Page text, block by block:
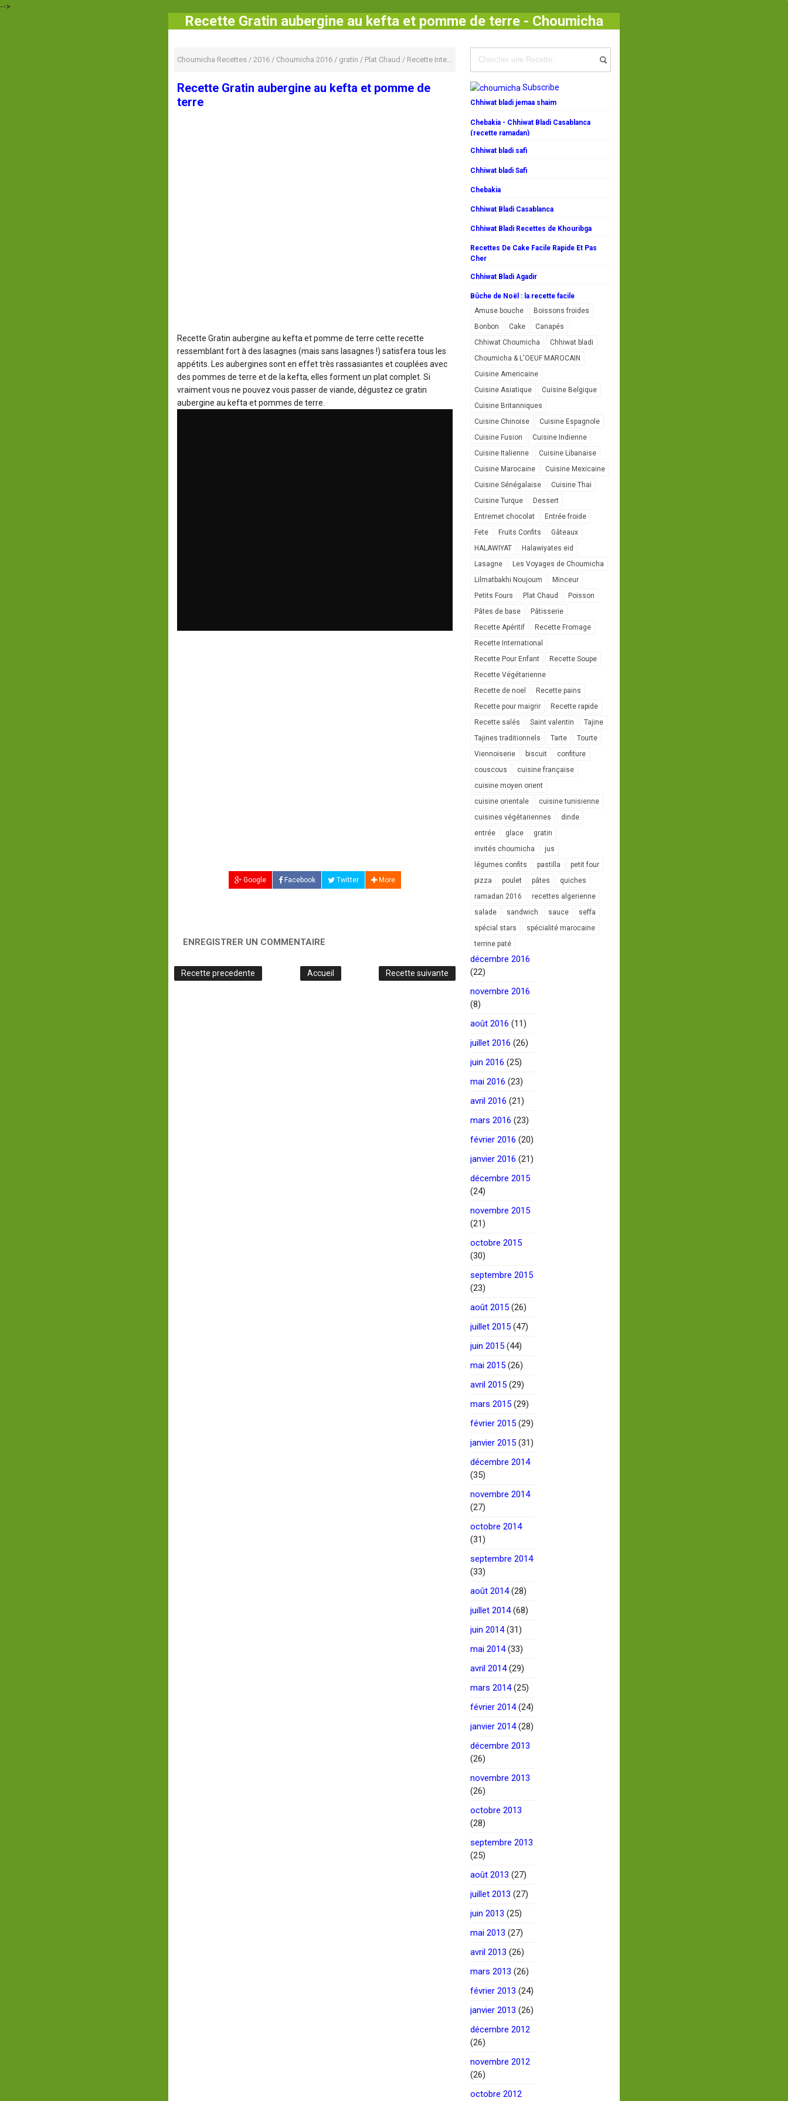
-->
Recette Gratin aubergine au kefta et pomme de terre - Choumicha
Choumicha Recettes / 2016 / Choumicha 2016 / gratin / Plat Chaud / Recette International /Recette Gratin aubergine au kefta et pomme de terre
Recette Gratin aubergine au kefta et pomme de
terre
Recette Gratin aubergine au kefta et pomme de terre cette recette
ressemblant fort à des lasagnes (mais sans lasagnes !) satisfera tous les
appétits. Les aubergines sont en effet très rassasiantes et couplées avec
des pommes de terre et de la kefta, elles forment un plat complet. Si
vraiment vous ne pouvez vous passer de viande, dégustez ce gratin
aubergine au kefta et pommes de terre.
Google Facebook Twitter More
ENREGISTRER UN COMMENTAIRE
Recette precedente Recette suivante
Accueil
Subscribe
Chhiwat bladi jemaa shaim
Chebakia - Chhiwat Bladi Casablanca
(recette ramadan)
Chhiwat bladi safi
Chhiwat bladi Safi
Chebakia
Chhiwat Bladi Casablanca
Chhiwat Bladi Recettes de Khouribga
Recettes De Cake Facile Rapide Et Pas
Cher
Chhiwat Bladi Agadir
Bûche de Noël : la recette facile
Amuse bouche
Boissons froides
Bonbon
Cake
Canapés
Chhiwat Choumicha
Chhiwat bladi
Choumicha & L'OEUF MAROCAIN
Cuisine Americaine
Cuisine Asiatique
Cuisine Belgique
Cuisine Britanniques
Cuisine Chinoise
Cuisine Espagnole
Cuisine Fusion
Cuisine Indienne
Cuisine Italienne
Cuisine Libanaise
Cuisine Marocaine
Cuisine Mexicaine
Cuisine Sénégalaise
Cuisine Thai
Cuisine Turque
Dessert
Entremet chocolat
Entrée froide
Fete
Fruits Confits
Gâteaux
HALAWIYAT
Halawiyates eid
Lasagne
Les Voyages de Choumicha
Lilmatbakhi Noujoum
Minceur
Petits Fours
Plat Chaud
Poisson
Pâtes de base
Pâtisserie
Recette Apéritif
Recette Fromage
Recette International
Recette Pour Enfant
Recette Soupe
Recette Végétarienne
Recette de noel
Recette pains
Recette pour maigrir
Recette rapide
Recette salés
Saint valentin
Tajine
Tajines traditionnels
Tarte
Tourte
Viennoiserie
biscuit
confiture
couscous
cuisine française
cuisine moyen orient
cuisine orientale
cuisine tunisienne
cuisines végétariennes
dinde
entrée
glace
gratin
invités choumicha
jus
légumes confits
pastilla
petit four
pizza
poulet pâtes
quiches
ramadan 2016
recettes algerienne
salade
sandwich sauce
seffa
spécial stars
spécialité marocaine
terrine paté
décembre 2016
(22)
novembre 2016
(8)
août 2016 (11)
juillet 2016 (26)
juin 2016 (25)
mai 2016 (23)
avril 2016 (21)
mars 2016 (23)
février 2016 (20)
janvier 2016 (21)
décembre 2015
(24)
novembre 2015
(21)
octobre 2015
(30)
septembre 2015
(23)
août 2015 (26)
juillet 2015 (47)
juin 2015 (44)
mai 2015 (26)
avril 2015 (29)
mars 2015 (29)
février 2015 (29)
janvier 2015 (31)
décembre 2014
(35)
novembre 2014
(27)
octobre 2014
(31)
septembre 2014
(33)
août 2014(28)
juillet 2014(68)
juin 2014(31)
mai 2014(33)
avril 2014(29)
mars 2014(25)
février 2014(24)
janvier 2014(28)
décembre 2013
(26)
novembre 2013
(26)
octobre 2013
(28)
septembre 2013
(25)
août 2013 (27)
juillet 2013 (27)
juin 2013 (25)
mai 2013 (27)
avril 2013 (26)
mars 2013 (26)
février 2013 (24)
janvier 2013 (26)
décembre 2012
(26)
novembre 2012
(26)
octobre 2012